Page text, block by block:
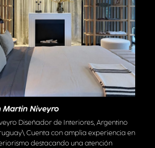
Martin Niveyro
Diseñador de Interiores, Argentino
Cuenta con amplia experiencia en
destacando una atención